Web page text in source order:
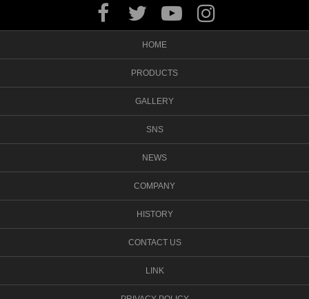
HOME
PRODUCTS
GALLERY
SNS
NEWS
COMPANY
HISTORY
CONTACT US
LINK